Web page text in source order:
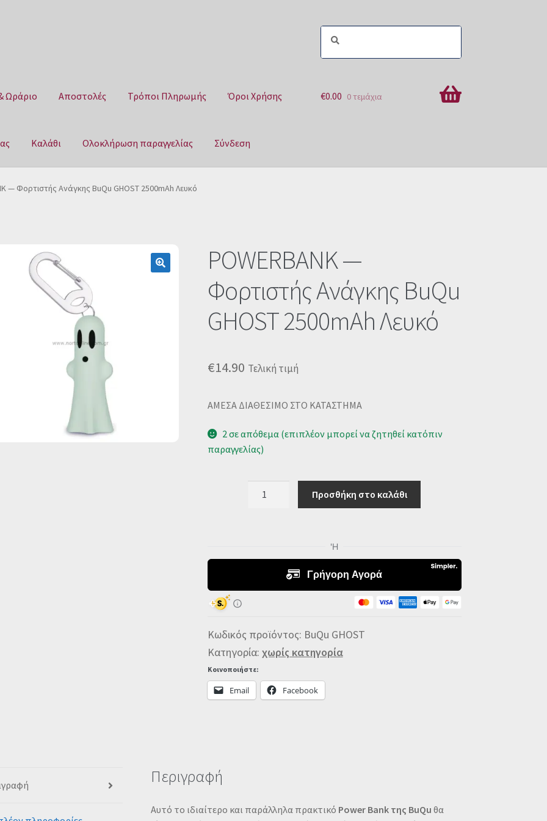
Ωράριο Αποστολές Τρόποι Πληρωμής Όροι Χρήσης
Καλάθι Ολοκλήρωση παραγγελίας Σύνδεση
Τρόποι Πληρωμής Όροι Χρήσης Πολιτική επιστροφών
€0.00 0 τεμάχια
— Φορτιστής Ανάγκης BuQu GHOST 2500mAh Λευκό
POWERBANK —
Φορτιστής Ανάγκης BuQu
GHOST 2500mAh Λευκό
€14.90 Τελική τιμή
ΑΜΕΣΑ ΔΙΑΘΕΣΙΜΟ ΣΤΟ ΚΑΤΑΣΤΗΜΑ
2 σε απόθεμα (επιπλέον μπορεί να ζητηθεί κατόπιν
παραγγελίας)
GHOST
ποσότητα
Προσθήκη στο καλάθι
Κωδικός προϊόντος: BuQu GHOST
Κατηγορία: χωρίς κατηγορία
Κοινοποιήστε:
Email Facebook
Περιγραφή
Αυτό το ιδιαίτερο και παράλληλα πρακτικό Power Bank της BuQu θα